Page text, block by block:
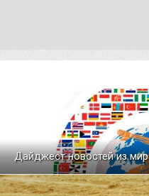
Дайджест новостей из